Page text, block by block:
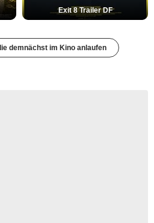
Exit 8 Trailer DF
demnächst im Kino anlaufen